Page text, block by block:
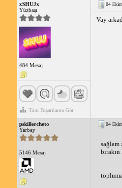
xSHUJx
Yüzbaşı
484 Mesaj
Tüm Başarılarını Gör
04
Vay
pskillercheto
Yarbay
5146 Mesaj
04
sağlam